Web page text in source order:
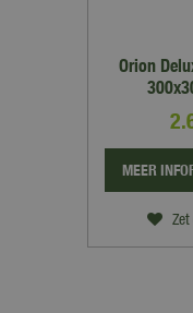
Orion
Zet
MEER